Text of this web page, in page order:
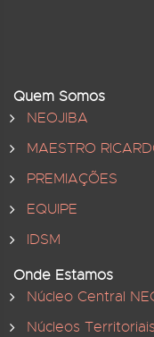
Quem Somos
NEOJIBA
MAESTRO
PREMIAÇÕES
EQUIPE
IDSM
Onde Estamos
Núcleo Central
Núcleos